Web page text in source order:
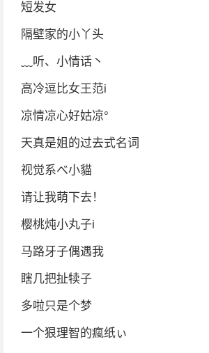
短发女
隔壁家的小丫头
﹏听、小情话丶
高冷逗比女王范i
凉情凉心好姑凉°
天真是姐的过去式名词
视觉系べ小貓
请让我萌下去！
樱桃炖小丸子i
马路牙子偶遇我
瞎几把扯犊子
多啦只是个梦
一个狠理智的瘋纸ぃ